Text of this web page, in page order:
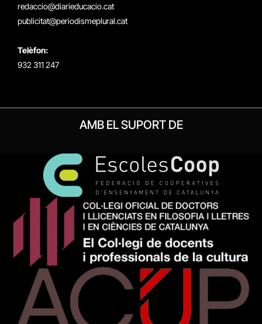
redaccio@diarieducacio.cat
publicitat@periodismeplural.cat
Telèfon:
932 311 247
AMB EL SUPORT DE